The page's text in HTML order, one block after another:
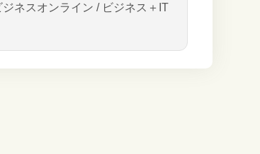
ネスオンライン / ビジネス＋IT